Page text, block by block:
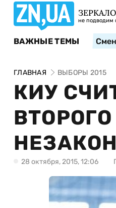
не подводим
ВАЖНЫЕ ТЕМЫ
ГЛАВНАЯ ВЫБОРЫ 2015
КИУ
28 октября, 2015, 12:06